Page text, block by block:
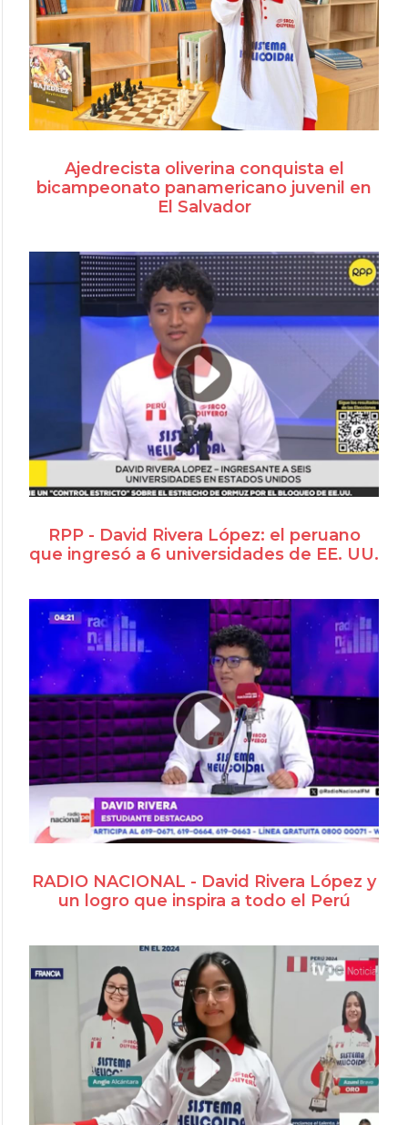
Ajedrecista oliverina conquista el
bicampeonato panamericano juvenil en
El Salvador
RPP - David Rivera López: el peruano
que ingresó a 6 universidades de EE. UU.
RADIO NACIONAL - David Rivera López y
un logro que inspira a todo el Perú